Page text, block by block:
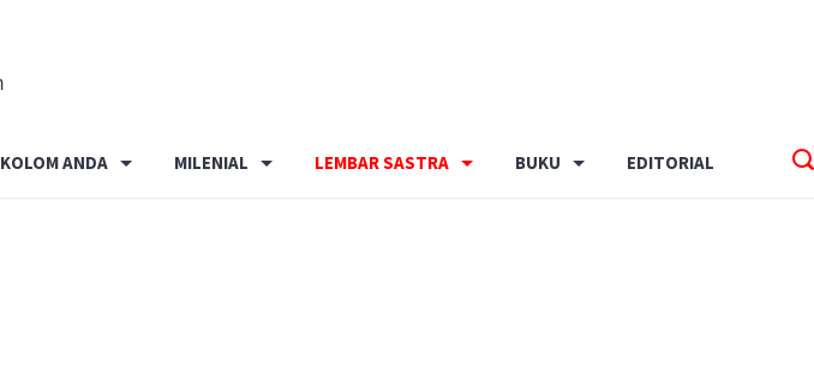
KOLOM ANDA MILENIAL LEMBAR SASTRA BUKU EDITORIAL